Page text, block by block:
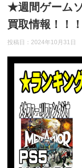
★週間ゲーム
買取情報！！
投稿日： 2024年10月31日